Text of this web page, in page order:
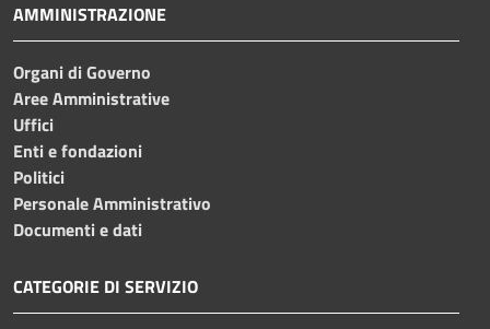
AMMINISTRAZIONE
Organi di Governo
Aree Amministrative
Uffici
Enti e fondazioni
Politici
Personale Amministrativo
Documenti e dati
CATEGORIE DI SERVIZIO